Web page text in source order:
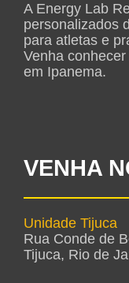
A Energy Lab
personalizados
para atletas e
Venha
em Ipanema.
VENHA
Unidade Tijuca
Rua Conde de
Tijuca, Rio de